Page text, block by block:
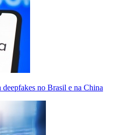
no Brasil e na China